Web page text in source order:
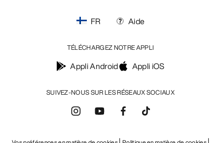
SUIVEZ-NOUS SUR LES RÉSEAUX SOCIAUX
FR Aide
TÉLÉCHARGEZ NOTRE APPLI
Appli Android Appli iOS